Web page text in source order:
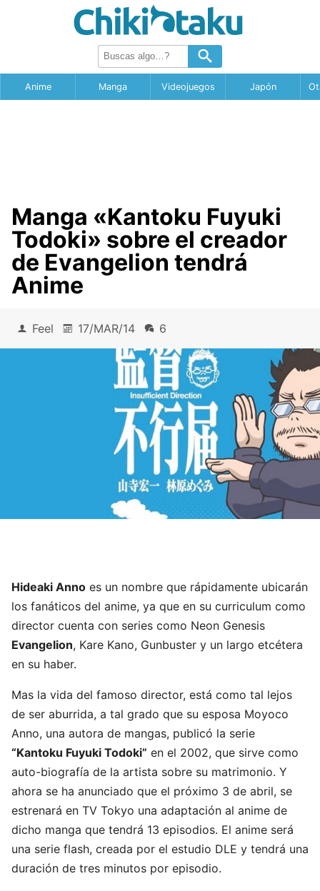
Anime Manga Videojuegos Japón
Manga «Kantoku Fuyuki
Todoki» sobre el creador
de Evangelion tendrá
Anime
Feel 17/MAR/14 6
Hideaki Anno es un nombre que rápidamente ubicarán
los fanáticos del anime, ya que en su curriculum como
director cuenta con series como Neon Genesis
Evangelion, Kare Kano, Gunbuster y un largo etcétera
en su haber.
Mas la vida del famoso director, está como tal lejos
de ser aburrida, a tal grado que su esposa Moyoco
Anno, una autora de mangas, publicó la serie
“Kantoku Fuyuki Todoki” en el 2002, que sirve como
auto-biografía de la artista sobre su matrimonio. Y
ahora se ha anunciado que el próximo 3 de abril, se
estrenará en TV Tokyo una adaptación al anime de
dicho manga que tendrá 13 episodios. El anime será
una serie flash, creada por el estudio DLE y tendrá una
duración de tres minutos por episodio.